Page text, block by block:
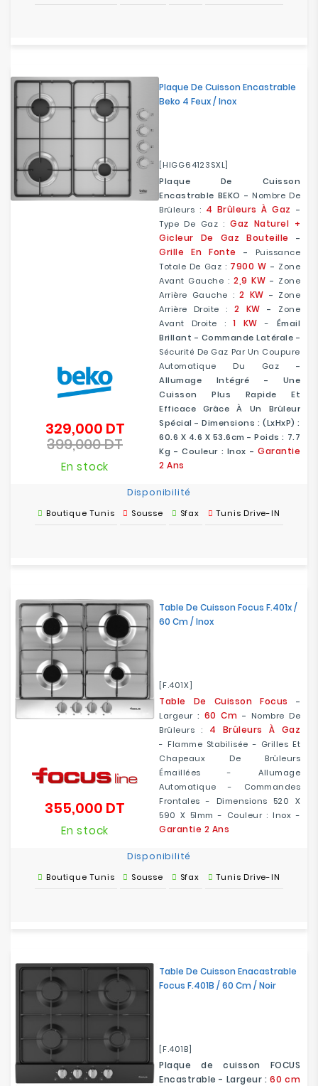
Plaque De Cuisson Encastrable
Beko 4 Feux / Inox
[HIGG64123SXL]
Plaque De Cuisson
Encastrable BEKO - Nombre De
Brûleurs : 4 Brûleurs À Gaz -
Type De Gaz : Gaz Naturel +
Gicleur De Gaz Bouteille -
Grille En Fonte - Puissance
Totale De Gaz : 7900 W - Zone
Avant Gauche : 2,9 KW - Zone
Arrière Gauche : 2 KW - Zone
Arrière Droite :
2 KW - Zone
Avant Droite :
1 KW - Émail
Brillant - Commande Latérale -
Sécurité De Gaz Par Un Coupure
Automatique Du Gaz -
Allumage Intégré - Une
Cuisson Plus Rapide Et
Efficace Grâce À Un Brûleur
Spécial - Dimensions : (LxHxP) :
60.6 X 4.6 X 53.6cm - Poids : 7.7
Kg - Couleur : Inox - Garantie
2 Ans
329,000 DTPrix
399,000 DTPrix
En stock
Disponibilité
Boutique Tunis Sousse Sfax Tunis Drive-IN
Table De Cuisson Focus F.401x /
60 Cm / Inox
[F.401X]
Table De Cuisson Focus -
Largeur: 60 Cm - Nombre De
Brûleurs : 4 Brûleurs À Gaz
- Flamme Stabilisée - Grilles Et
Chapeaux De Brûleurs
Émaillées - Allumage
Automatique - Commandes
Frontales - Dimensions 520 X
590 X 51mm - Couleur : Inox -
Garantie 2 Ans
355,000 DT
En stock
Disponibilité
Boutique Tunis Sousse Sfax Tunis Drive-IN
Table De Cuisson Enacastrable
Focus F.401B / 60 Cm / Noir
[F.401B]
Plaque de cuisson FOCUS
Encastrable - Largeur :60 cm